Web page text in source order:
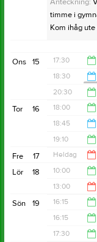
timme i
Kom ihåg
15
Ons 17:30
19:00
18:30
20:30
20:30
21:45
16
Tor 18:00
19:30
18:45
22:00
19:10
20:00
17
Fre Heldag
18
Lör 10:00
11:00
13:00
15:00
19
Sön 16:15
17:30
16:15
17:30